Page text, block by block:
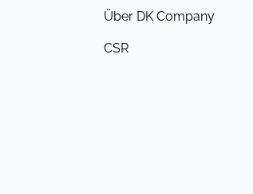
Über DK Company
CSR